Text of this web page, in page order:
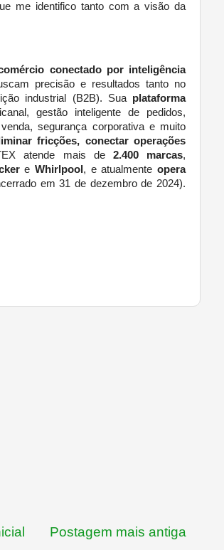
me identifico tanto com a visão da
conectado por inteligência
precisão e resultados tanto no
industrial (B2B). Sua plataforma
gestão inteligente de pedidos,
segurança corporativa e muito
fricções, conectar operações
atende mais de 2.400 marcas,
eWhirlpool , e atualmenteopera
em 31 de dezembro de 2024).
Postagem mais antiga